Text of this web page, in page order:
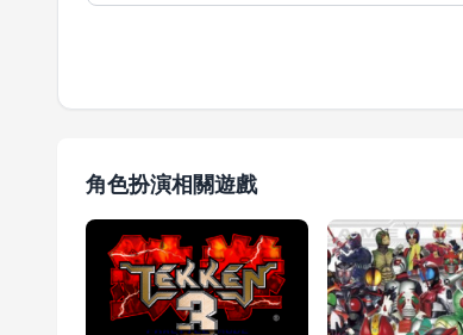
角色扮演相關遊戲